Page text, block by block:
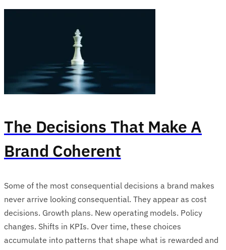
The Decisions That Make A
Brand Coherent
Some of the most consequential decisions a brand makes
never arrive looking consequential. They appear as cost
decisions. Growth plans. New operating models. Policy
changes. Shifts in KPIs. Over time, these choices
accumulate into patterns that shape what is rewarded and